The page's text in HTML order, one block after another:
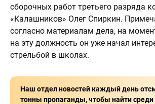
сборочных работ третьего разряда
«Калашников» Олег Спиркин.
согласно материалам дела, на
на эту должность он уже начал
стрельбой в школах.
Наш отдел новостей каждый день
тонны пропаганды, чтобы найти среди